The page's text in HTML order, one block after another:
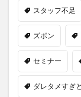
スタッフ不足
ズボン
セミナー
ダレタメすぎと